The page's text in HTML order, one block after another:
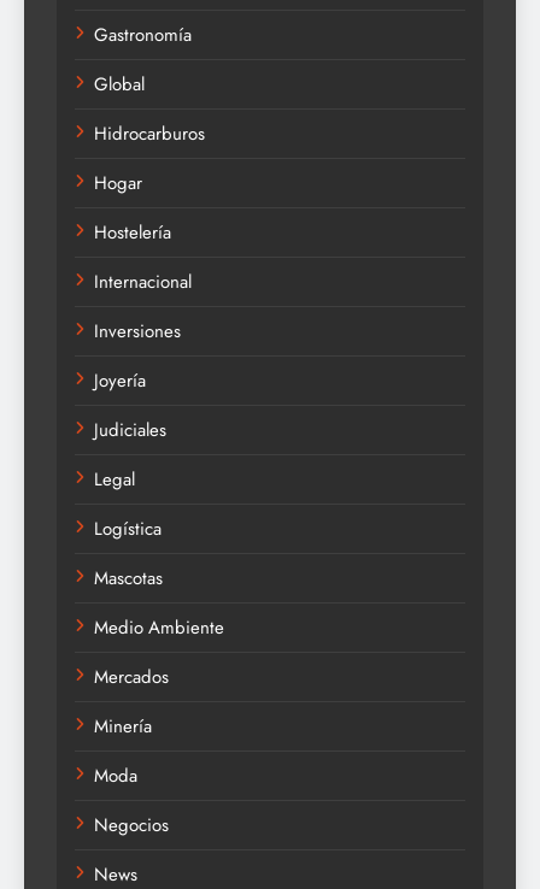
Gastronomía
Global
Hidrocarburos
Hogar
Hostelería
Internacional
Inversiones
Joyería
Judiciales
Legal
Logística
Mascotas
Medio Ambiente
Mercados
Minería
Moda
Negocios
News